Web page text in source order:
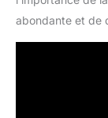
abondante et de